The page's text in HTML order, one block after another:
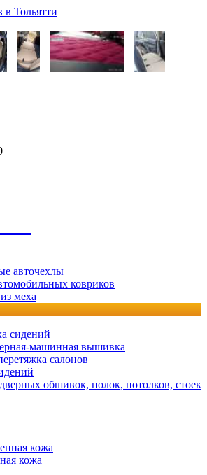
авточехлы
ковриков
меха
сидений
машинная вышивка
салонов
обшивок, полок, потолков, стоек
кожа
кожа